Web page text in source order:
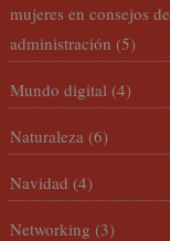
mujeres en consejos de
administración (5)
Mundo digital (4)
Naturaleza (6)
Navidad (4)
Networking (3)